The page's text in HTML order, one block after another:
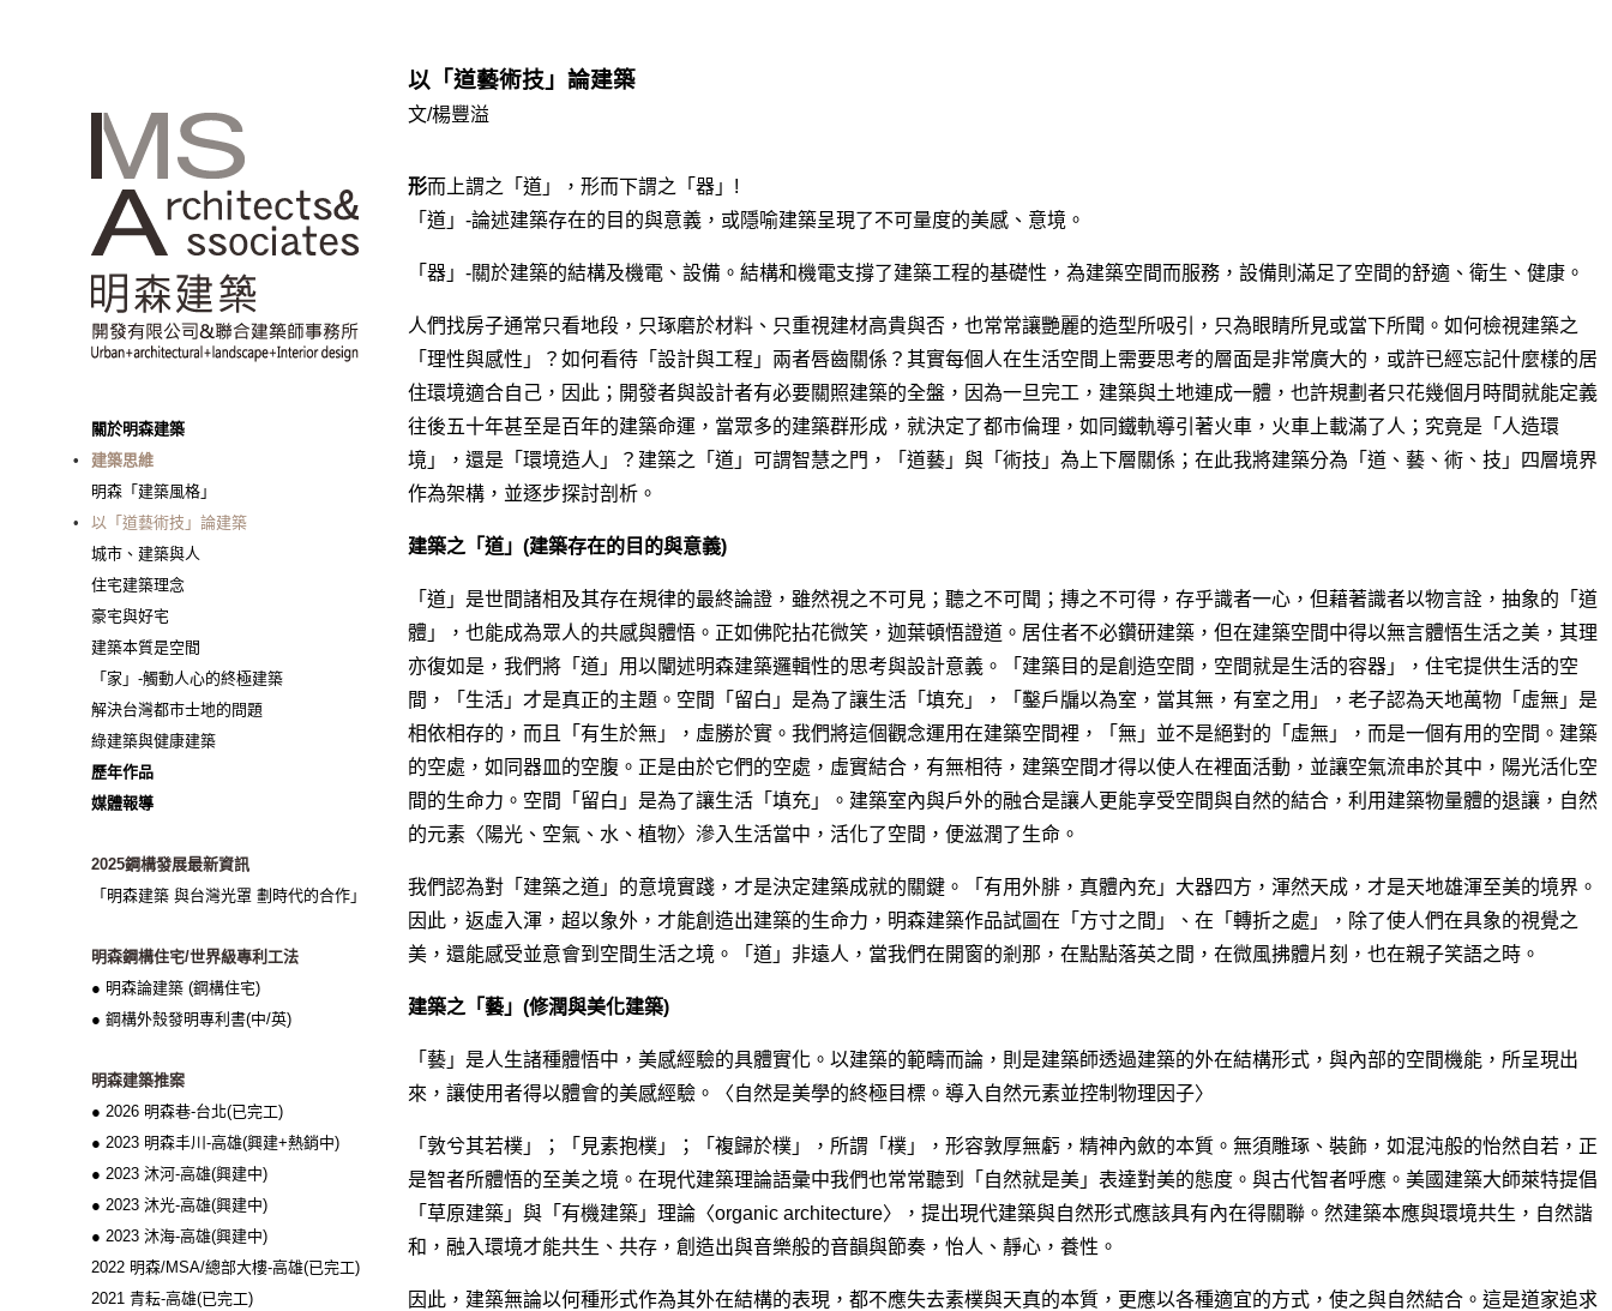
關於明森建築
建築思維
明森「建築風格」
以「道藝術技」論建築
城市、建築與人
住宅建築理念
豪宅與好宅
建築本質是空間
「家」-觸動人心的終極建築
解決台灣都市士地的問題
綠建築與健康建築
歷年作品
媒體報導
2025鋼構發展最新資訊
「明森建築 與台灣光罩 劃時代的合作」
明森鋼構住宅/世界級專利工法
● 明森論建築 (鋼構住宅)
● 鋼構外殼發明專利書(中/英)
明森建築推案
● 2026 明森巷-台北(已完工)
● 2023 明森丰川-高雄(興建+熱銷中)
● 2023 沐河-高雄(興建中)
● 2023 沐光-高雄(興建中)
● 2023 沐海-高雄(興建中)
2022 明森/MSA/總部大樓-高雄(已完工)
2021 青耘-高雄(已完工)
以「道藝術技」論建築
文/楊豐溢
形而上謂之「道」，形而下謂之「器」!
「道」-論述建築存在的目的與意義，或隱喻建築呈現了不可量度的美感、意境。
「器」-關於建築的結構及機電、設備。結構和機電支撐了建築工程的基礎性，為建築空間而服務，設備則滿足了空間的舒適、衛生、健康。
人們找房子通常只看地段，只琢磨於材料、只重視建材高貴與否，也常常讓艷麗的造型所吸引，只為眼睛所見或當下所聞。如何檢視建築之
「理性與感性」？如何看待「設計與工程」兩者唇齒關係？其實每個人在生活空間上需要思考的層面是非常廣大的，或許已經忘記什麼樣的居
住環境適合自己，因此；開發者與設計者有必要關照建築的全盤，因為一旦完工，建築與土地連成一體，也許規劃者只花幾個月時間就能定義
往後五十年甚至是百年的建築命運，當眾多的建築群形成，就決定了都市倫理，如同鐵軌導引著火車，火車上載滿了人；究竟是「人造環
境」，還是「環境造人」？建築之「道」可謂智慧之門，「道藝」與「術技」為上下層關係；在此我將建築分為「道、藝、術、技」四層境界
作為架構，並逐步探討剖析。
建築之「道」(建築存在的目的與意義)
「道」是世間諸相及其存在規律的最終論證，雖然視之不可見；聽之不可聞；摶之不可得，存乎識者一心，但藉著識者以物言詮，抽象的「道
體」，也能成為眾人的共感與體悟。正如佛陀拈花微笑，迦葉頓悟證道。居住者不必鑽研建築，但在建築空間中得以無言體悟生活之美，其理
亦復如是，我們將「道」用以闡述明森建築邏輯性的思考與設計意義。「建築目的是創造空間，空間就是生活的容器」，住宅提供生活的空
間，「生活」才是真正的主題。空間「留白」是為了讓生活「填充」，「鑿戶牖以為室，當其無，有室之用」，老子認為天地萬物「虛無」是
相依相存的，而且「有生於無」，虛勝於實。我們將這個觀念運用在建築空間裡，「無」並不是絕對的「虛無」，而是一個有用的空間。建築
的空處，如同器皿的空腹。正是由於它們的空處，虛實結合，有無相待，建築空間才得以使人在裡面活動，並讓空氣流串於其中，陽光活化空
間的生命力。空間「留白」是為了讓生活「填充」。建築室內與戶外的融合是讓人更能享受空間與自然的結合，利用建築物量體的退讓，自然
的元素〈陽光、空氣、水、植物〉滲入生活當中，活化了空間，便滋潤了生命。
我們認為對「建築之道」的意境實踐，才是決定建築成就的關鍵。「有用外腓，真體內充」大器四方，渾然天成，才是天地雄渾至美的境界。
因此，返虛入渾，超以象外，才能創造出建築的生命力，明森建築作品試圖在「方寸之間」、在「轉折之處」，除了使人們在具象的視覺之
美，還能感受並意會到空間生活之境。「道」非遠人，當我們在開窗的剎那，在點點落英之間，在微風拂體片刻，也在親子笑語之時。
建築之「藝」(修潤與美化建築)
「藝」是人生諸種體悟中，美感經驗的具體實化。以建築的範疇而論，則是建築師透過建築的外在結構形式，與內部的空間機能，所呈現出
來，讓使用者得以體會的美感經驗。〈自然是美學的終極目標。導入自然元素並控制物理因子〉
「敦兮其若樸」；「見素抱樸」；「複歸於樸」，所謂「樸」，形容敦厚無虧，精神內斂的本質。無須雕琢、裝飾，如混沌般的怡然自若，正
是智者所體悟的至美之境。在現代建築理論語彙中我們也常常聽到「自然就是美」表達對美的態度。與古代智者呼應。美國建築大師萊特提倡
「草原建築」與「有機建築」理論〈organic architecture〉，提出現代建築與自然形式應該具有內在得關聯。然建築本應與環境共生，自然諧
和，融入環境才能共生、共存，創造出與音樂般的音韻與節奏，怡人、靜心，養性。
因此，建築無論以何種形式作為其外在結構的表現，都不應失去素樸與天真的本質，更應以各種適宜的方式，使之與自然結合。這是道家追求